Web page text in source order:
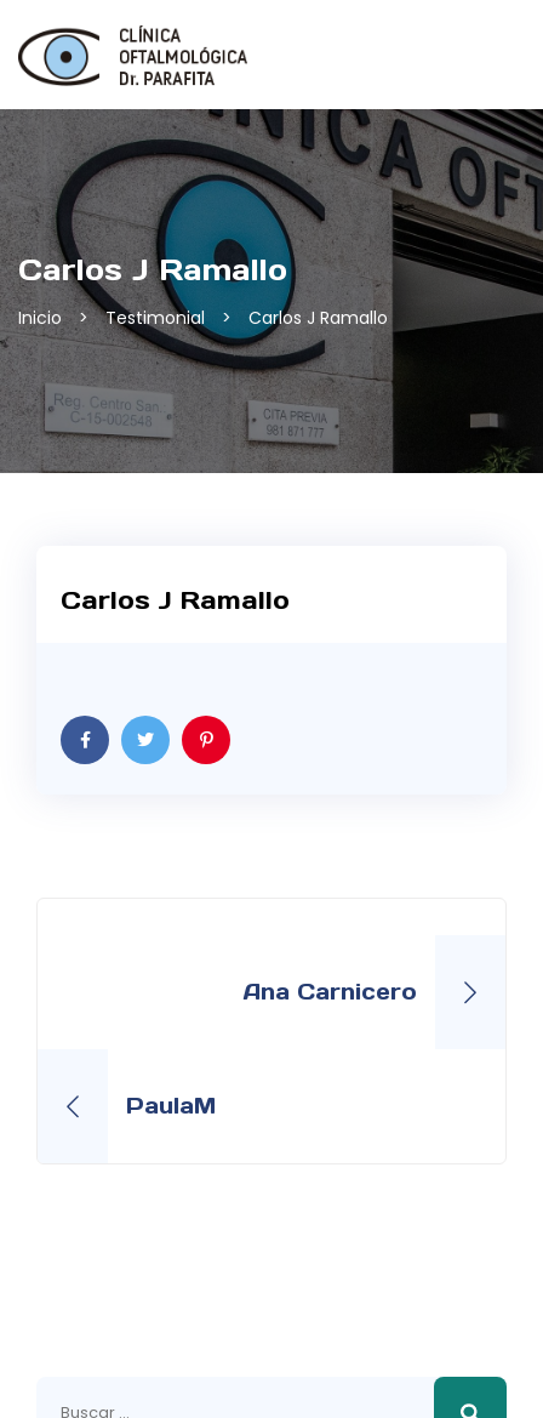
content
Carlos J Ramallo
Inicio > Testimonial > Carlos J Ramallo
Carlos J Ramallo
Ana Carnicero
PaulaM